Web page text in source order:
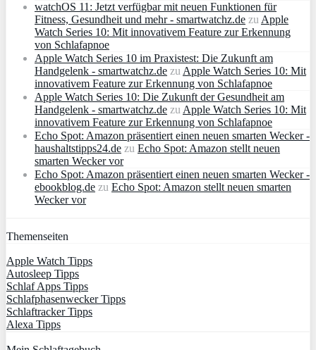
watchOS 11: Jetzt verfügbar mit neuen Funktionen für
Fitness, Gesundheit und mehr - smartwatchz.de zu Apple
Watch Series 10: Mit innovativem Feature zur Erkennung
von Schlafapnoe
Apple Watch Series 10 im Praxistest: Die Zukunft am
Handgelenk - smartwatchz.de zu Apple Watch Series 10: Mit
innovativem Feature zur Erkennung von Schlafapnoe
Apple Watch Series 10: Die Zukunft der Gesundheit am
Handgelenk - smartwatchz.de zu Apple Watch Series 10: Mit
innovativem Feature zur Erkennung von Schlafapnoe
Echo Spot: Amazon präsentiert einen neuen smarten Wecker -
haushaltstipps24.de zu Echo Spot: Amazon stellt neuen
smarten Wecker vor
Echo Spot: Amazon präsentiert einen neuen smarten Wecker -
ebookblog.de zu Echo Spot: Amazon stellt neuen smarten
Wecker vor
Themenseiten
Apple Watch Tipps
Autosleep Tipps
Schlaf Apps Tipps
Schlafphasenwecker Tipps
Schlaftracker Tipps
Alexa Tipps